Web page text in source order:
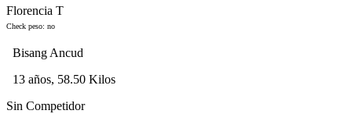
Florencia T
Check peso: no
Bisang Ancud
13 años, 58.50 Kilos
Sin Competidor